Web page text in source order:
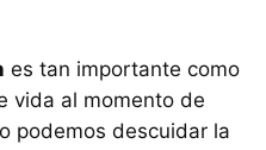
es tan importante como
vida al momento de
podemos descuidar la